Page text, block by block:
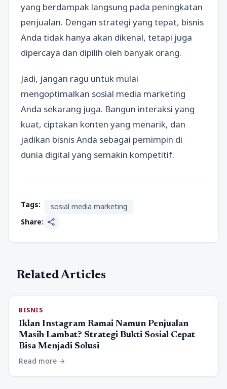
yang berdampak langsung pada peningkatan
penjualan. Dengan strategi yang tepat, bisnis
Anda tidak hanya akan dikenal, tetapi juga
dipercaya dan dipilih oleh banyak orang.
Jadi, jangan ragu untuk mulai
mengoptimalkan sosial media marketing
Anda sekarang juga. Bangun interaksi yang
kuat, ciptakan konten yang menarik, dan
jadikan bisnis Anda sebagai pemimpin di
dunia digital yang semakin kompetitif.
Tags:
sosial media marketing
Share: share
Related Articles
BISNIS
Iklan Instagram Ramai Namun Penjualan
Masih Lambat? Strategi Bukti Sosial Cepat
Bisa Menjadi Solusi
Read more arrow_forward